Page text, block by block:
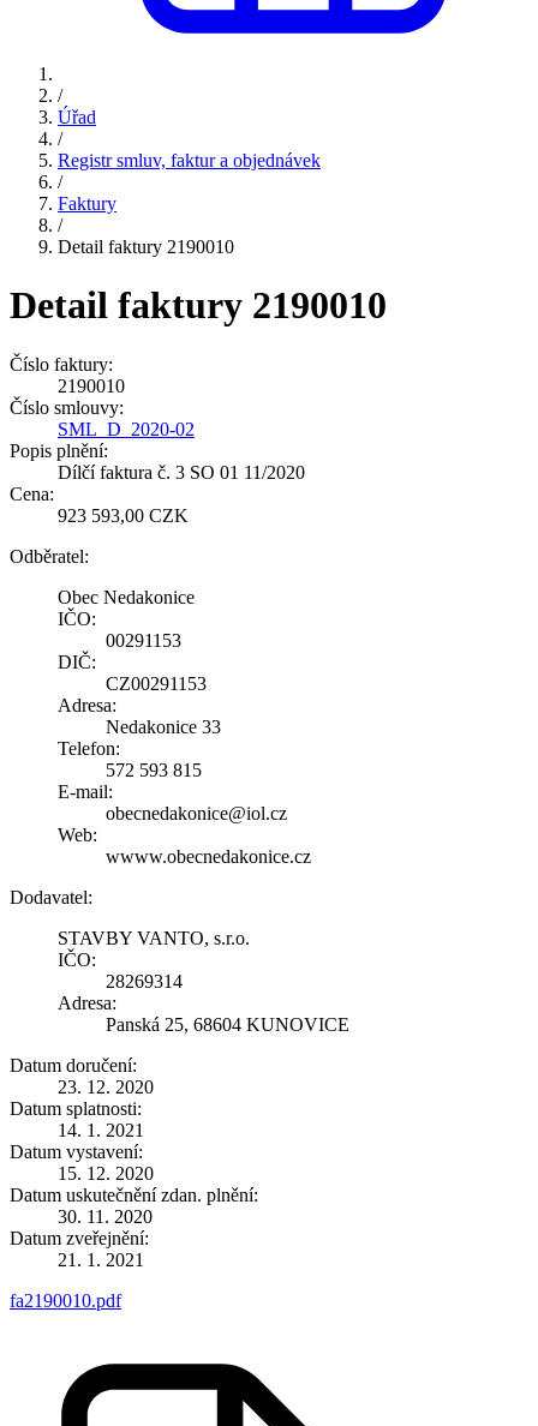
/
Úřad
/
Registr smluv, faktur a objednávek
/
Faktury
/
Detail faktury 2190010
Detail faktury 2190010
Číslo faktury:
2190010
Číslo smlouvy:
SML_D_2020-02
Popis plnění:
Dílčí faktura č. 3 SO 01 11/2020
Cena:
923 593,00 CZK
Odběratel:
Obec Nedakonice
IČO:
00291153
DIČ:
CZ00291153
Adresa:
Nedakonice 33
Telefon:
572 593 815
E-mail:
obecnedakonice@iol.cz
Web:
wwww.obecnedakonice.cz
Dodavatel:
STAVBY VANTO, s.r.o.
IČO:
28269314
Adresa:
Panská 25, 68604 KUNOVICE
Datum doručení:
23. 12. 2020
Datum splatnosti:
14. 1. 2021
Datum vystavení:
15. 12. 2020
Datum uskutečnění zdan. plnění:
30. 11. 2020
Datum zveřejnění:
21. 1. 2021
fa2190010.pdf